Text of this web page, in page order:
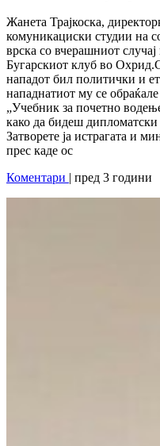
Жанета Трајкоска,
комуникациски студии на
врска со вчерашниот
Бугарскиот клуб во
нападот бил политички и
нападнатиот му се
„Учебник за почетно
како да бидеш
Затворете ја истрагата и
прес каде ос
Коментари | пред 3 години